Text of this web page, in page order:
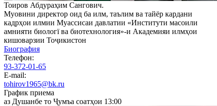
Тоиров Абдураҳим Сангович.
Муовини директор оид ба илм, таълим ва тайёр кардани
кадрҳои илмии Муассисаи давлатии «Институти масоили
амнияти биологї ва биотехнология»-и Академияи илмҳои
кишоварзии Тоҷикистон
Биография
Телефон:
93-372-01-65
E-mail:
tohirov1965@bk.ru
График приема
аз Душанбе то Ҷумъа соатҳои 13:00